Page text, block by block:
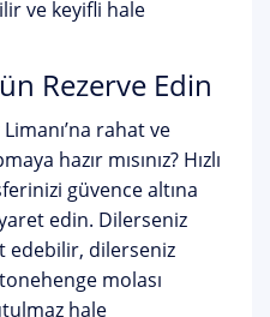
ve keyifli hale
Rezerve Edin
rahat ve
hazır mısınız? Hızlı
güvence altına
edin. Dilerseniz
edebilir, dilerseniz
molası
hale